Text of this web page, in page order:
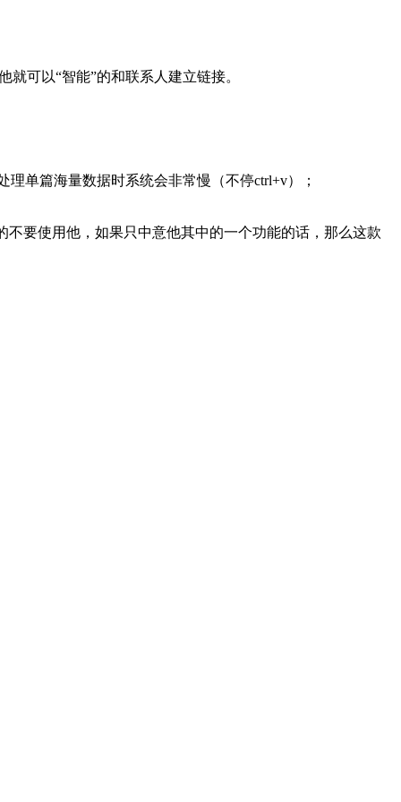
可以“智能”的和联系人建立链接。
单篇海量数据时系统会非常慢（不停ctrl+v）；
要使用他，如果只中意他其中的一个功能的话，那么这款